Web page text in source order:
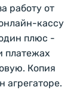
работу от
кассу
плюс -
платежах
Копия
агрегаторе.